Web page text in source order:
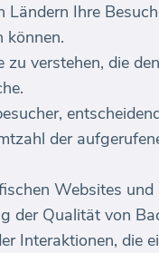
Ihre
können.
verstehen, die
der
Websites
der Qualität von
Interaktionen, die